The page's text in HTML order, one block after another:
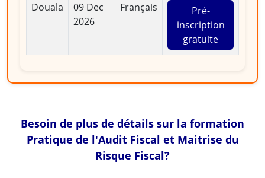
Douala
09 Dec
2026
Français
Pré-
inscription
gratuite
Besoin de plus de détails sur la formation
Pratique de l'Audit Fiscal et Maitrise du
Risque Fiscal?